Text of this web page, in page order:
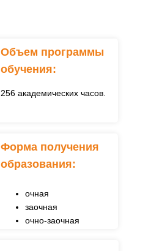
256 академических часов.
Объем программы
обучения:
очная
заочная
очно-заочная
Форма получения
образования: